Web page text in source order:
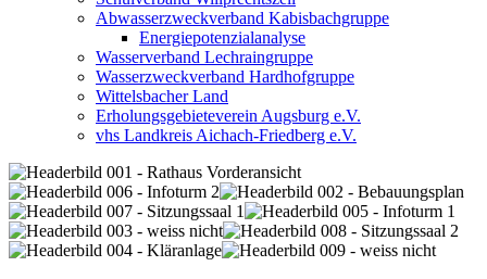
Abwasserzweckverband Kabisbachgruppe
Energiepotenzialanalyse
Wasserverband Lechraingruppe
Wasserzweckverband Hardhofgruppe
Wittelsbacher Land
Erholungsgebieteverein Augsburg e.V.
vhs Landkreis Aichach-Friedberg e.V.